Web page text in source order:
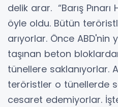
delik arar. “Barış Pınarı
öyle oldu. Bütün
arıyorlar. Önce ABD'nin
taşınan beton
tünellere saklanıyorlar.
teröristler o tünellerde
cesaret edemiyorlar.